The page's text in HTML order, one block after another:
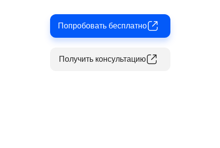
Попробовать бесплатно
Получить консультацию